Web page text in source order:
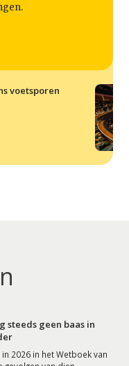
voetsporen
steeds geen baas in
2026 in het Wetboek van